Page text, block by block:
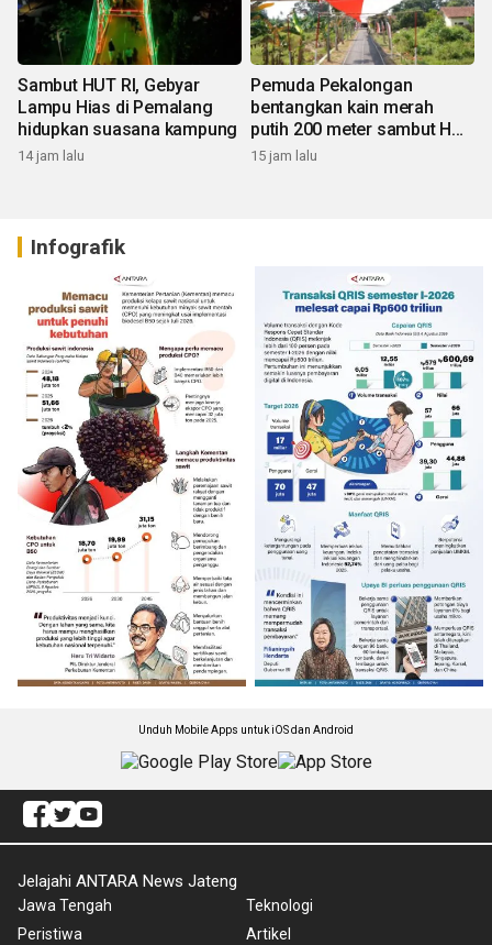
Sambut HUT RI, Gebyar
Lampu Hias di Pemalang
hidupkan suasana kampung
14 jam lalu
Pemuda Pekalongan
bentangkan kain merah
putih 200 meter sambut HUT
RI
15 jam lalu
Infografik
Unduh Mobile Apps untuk iOS dan Android
Jelajahi ANTARA News Jateng
Jawa Tengah
Peristiwa
Teknologi
Artikel